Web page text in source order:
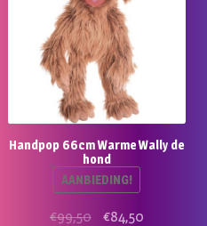
Handpop 66cm Warme Wally de
hond
AANBIEDING!
€99,50
Oorspronkelijke
€84,50Huidige